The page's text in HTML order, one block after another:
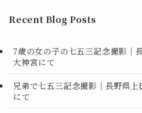
Recent Blog Posts
7歳の女の子の七五三記念撮影｜
大神宮にて
兄弟で七五三記念撮影｜長野県
にて